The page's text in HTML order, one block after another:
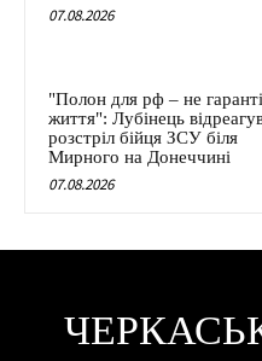
07.08.2026
"Полон для рф – не
життя": Лубінець
розстріл бійця ЗСУ біля
Мирного на Донеччині
07.08.2026